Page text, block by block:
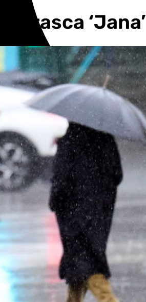
‘Jana’